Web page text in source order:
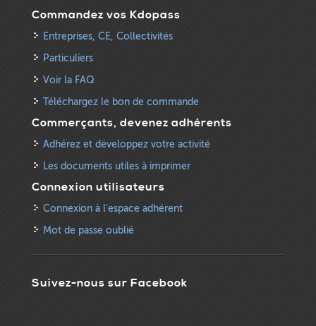
Commandez vos Kdopass
Entreprises, CE, Collectivités
Particuliers
Voir la FAQ
Téléchargez le bon de commande
Commerçants, devenez adhérents
Adhérez et développez votre activité
Les documents utiles à imprimer
Connexion utilisateurs
Connexion à l'espace adhérent
Mot de passe oublié
Suivez-nous sur Facebook